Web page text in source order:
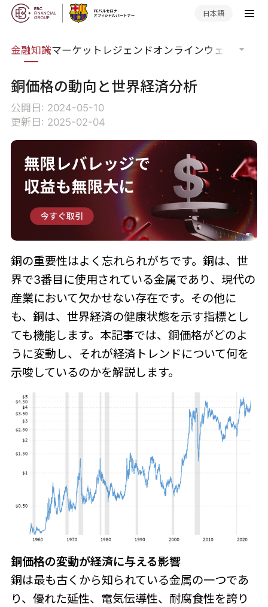
日本語
金融知識マーケットレジェンドオンラインウェビナー
銅価格の動向と世界経済分析
公開日: 2024-05-10
更新日: 2025-02-04
銅の重要性はよく忘れられがちです。銅は、世
界で3番目に使用されている金属であり、現代の
産業において欠かせない存在です。その他に
も、銅は、世界経済の健康状態を示す指標とし
ても機能します。本記事では、銅価格がどのよ
うに変動し、それが経済トレンドについて何を
示唆しているのかを解説します。
銅価格の変動が経済に与える影響
銅は最も古くから知られている金属の一つであ
り、優れた延性、電気伝導性、耐腐食性を誇り